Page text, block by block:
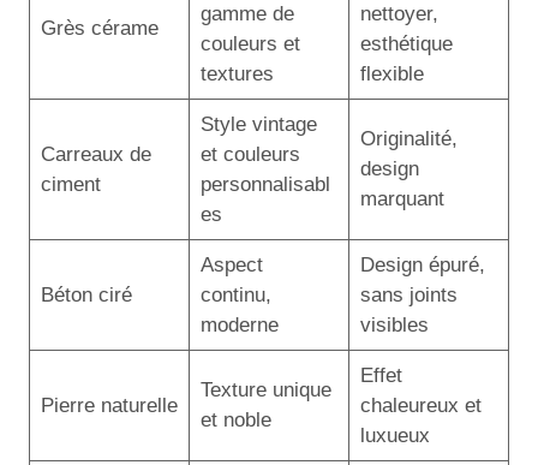
Grès cérame
gamme de
couleurs et
textures
nettoyer,
esthétique
flexible
Carreaux de
ciment
Style vintage
et couleurs
personnalisabl
es
Originalité,
design
marquant
Béton ciré
Aspect
continu,
moderne
Design épuré,
sans joints
visibles
Pierre naturelle
Texture unique
et noble
Effet
chaleureux et
luxueux